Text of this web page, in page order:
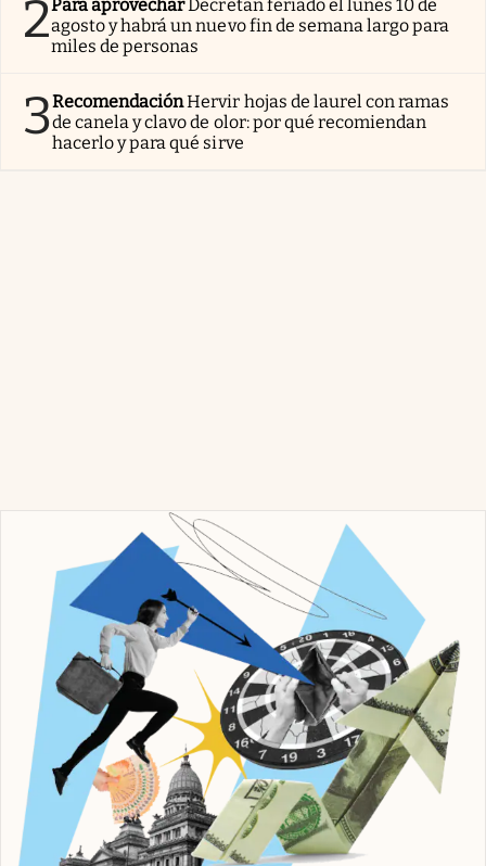
2Para aprovecharDecretan feriado el lunes 10 de
agosto y habrá un nuevo fin de semana largo para
miles de personas
3RecomendaciónHervir hojas de laurel con ramas
de canela y clavo de olor: por qué recomiendan
hacerlo y para qué sirve